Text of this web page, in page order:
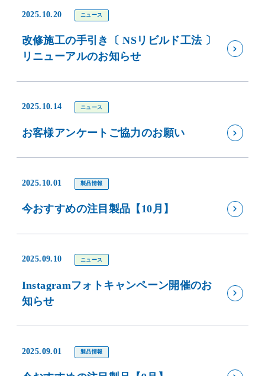
2025.10.20 ニュース
改修施工の手引き〔 NSリビルド工法 〕
リニューアルのお知らせ
2025.10.14 ニュース
お客様アンケートご協力のお願い
2025.10.01 製品情報
今おすすめの注目製品【10月】
2025.09.10 ニュース
Instagramフォトキャンペーン開催のお
知らせ
2025.09.01 製品情報